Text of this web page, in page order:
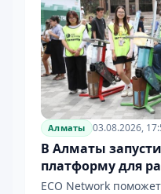
Алматы 03.08.2026,
В Алматы
платформу для
сбора отходов
ECO Network